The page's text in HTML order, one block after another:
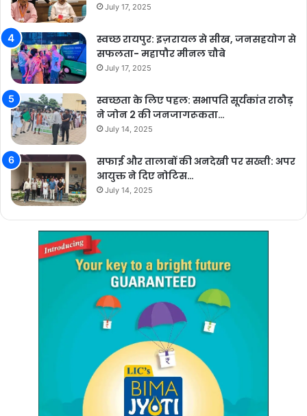
July 17, 2025
स्वच्छ रायपुर: इज़रायल से सीख, जनसहयोग से
सफलता- महापौर मीनल चौबे
July 17, 2025
स्वच्छता के लिए पहल: सभापति सूर्यकांत राठौड़
ने जोन 2 की जनजागरूकता…
July 14, 2025
सफाई और तालाबों की अनदेखी पर सख्ती: अपर
आयुक्त ने दिए नोटिस…
July 14, 2025